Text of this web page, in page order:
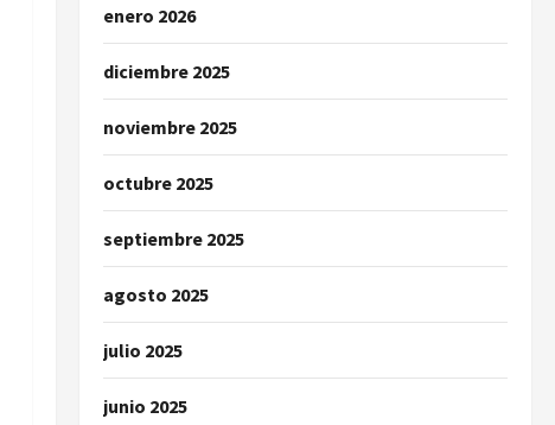
enero 2026
diciembre 2025
noviembre 2025
octubre 2025
septiembre 2025
agosto 2025
julio 2025
junio 2025